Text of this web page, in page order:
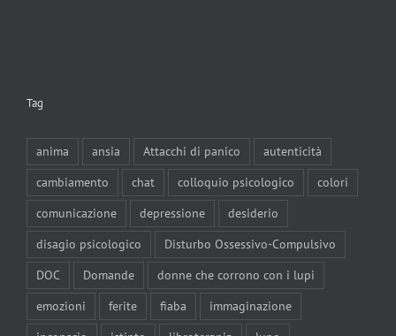
Tag
anima ansia Attacchi di panico
autenticità
cambiamento
chat colloquio psicologico
colori
comunicazione
depressione
desiderio
disagio psicologico
Disturbo Ossessivo-Compulsivo
DOC
Domande
donne che corrono con i lupi
emozioni
ferite fiaba
immaginazione